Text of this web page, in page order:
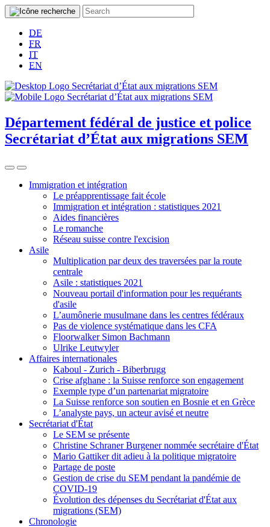
DE
FR
IT
EN
Département fédéral de justice et police
Secrétariat d’État aux migrations SEM
Immigration et intégration
Le préapprentissage fait école
Immigration et intégration : statistiques 2021
Aides financières
Le romanche
Réseau suisse contre l'excision
Asile
Multiplication par deux des traversées par la route
centrale
Asile : statistiques 2021
Nouveau portail d'information pour les requérants
d'asile
L’aumônerie musulmane dans les centres fédéraux
Pas de violence systématique dans les CFA
Floorwalker Simon Bachmann
Ulrike Leutwyler
Affaires internationales
Kaboul - Zurich - Biberbrugg
Crise afghane : la Suisse renforce son engagement
Exemple type d’un partenariat migratoire
La Suisse renforce son soutien en Bosnie et en Grèce
L’analyste pays, un acteur avisé et neutre
Secrétariat d'État
Le SEM se présente
Christine Schraner Burgener nommée secrétaire d'État
Mario Gattiker dit adieu à la politique migratoire
Partage de poste
Gestion de crise du SEM pendant la pandémie de
COVID-19
Évolution des dépenses du Secrétariat d'État aux
migrations (SEM)
Chronologie